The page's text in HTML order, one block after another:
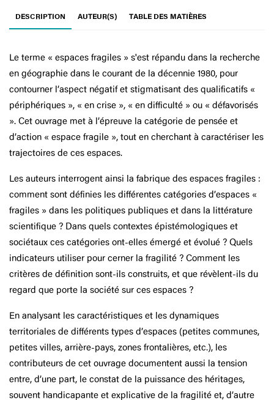
DESCRIPTION AUTEUR(S) TABLE DES MATIÈRES
Le terme « espaces fragiles » s'est répandu dans la recherche
en géographie dans le courant de la décennie 1980, pour
contourner l’aspect négatif et stigmatisant des qualificatifs «
périphériques », « en crise », « en difficulté » ou « défavorisés
». Cet ouvrage met à l’épreuve la catégorie de pensée et
d’action « espace fragile », tout en cherchant à caractériser les
trajectoires de ces espaces.
Les auteurs interrogent ainsi la fabrique des espaces fragiles :
comment sont définies les différentes catégories d’espaces «
fragiles » dans les politiques publiques et dans la littérature
scientifique ? Dans quels contextes épistémologiques et
sociétaux ces catégories ont-elles émergé et évolué ? Quels
indicateurs utiliser pour cerner la fragilité ? Comment les
critères de définition sont-ils construits, et que révèlent-ils du
regard que porte la société sur ces espaces ?
En analysant les caractéristiques et les dynamiques
territoriales de différents types d’espaces (petites communes,
petites villes, arrière-pays, zones frontalières, etc.), les
contributeurs de cet ouvrage documentent aussi la tension
entre, d’une part, le constat de la puissance des héritages,
souvent handicapante et explicative de la fragilité et, d’autre